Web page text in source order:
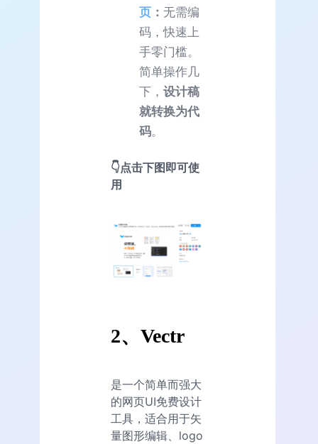
页 ： 无需编
码，快速上
手零门槛。
简单操作几
下， 设计稿
就转换为代
码。
👇点击下图即可使
用
2、Vectr
是一个简单而强大
的网页UI免费设计
工具，适合用于矢
量图形编辑、logo